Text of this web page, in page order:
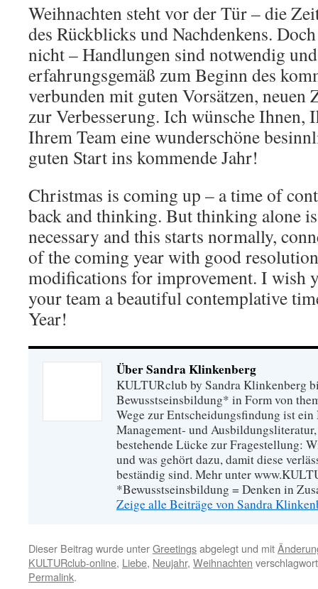
Weihnachten steht vor der Tür – die
des Rückblicks und Nachdenkens.
nicht – Handlungen sind notwendig
erfahrungsgemäß zum Beginn des
verbunden mit guten Vorsätzen, neuen
zur Verbesserung. Ich wünsche Ihnen,
Ihrem Team eine wunderschöne
guten Start ins kommende Jahr!
Christmas is coming up – a time of
back and thinking. But thinking alone
necessary and this starts normally,
of the coming year with good
modifications for improvement. I wish
your team a beautiful contemplative
Year!
Über Sandra Klinkenberg
KULTURclub by Sandra Klinkenberg
Bewusstseinsbildung* in Form von
Wege zur Entscheidungsfindung ist
Management- und
bestehende Lücke zur Fragestellung:
und was gehört dazu, damit diese
beständig sind. Mehr unter
*Bewusstseinsbildung = Denken in
Zeige alle Beiträge von Sandra
Dieser Beitrag wurde unterGreetingsabgelegt und mit
KULTURclub-online, Liebe, Neujahr, Weihnachten
Permalink.